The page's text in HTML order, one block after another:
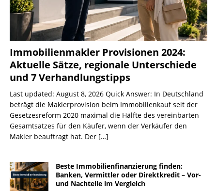
Immobilienmakler Provisionen 2024:
Aktuelle Sätze, regionale Unterschiede
und 7 Verhandlungstipps
Last updated: August 8, 2026 Quick Answer: In Deutschland
beträgt die Maklerprovision beim Immobilienkauf seit der
Gesetzesreform 2020 maximal die Hälfte des vereinbarten
Gesamtsatzes für den Käufer, wenn der Verkäufer den
Makler beauftragt hat. Der […]
Beste Immobilienfinanzierung finden:
Banken, Vermittler oder Direktkredit – Vor-
und Nachteile im Vergleich